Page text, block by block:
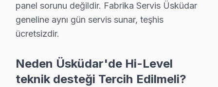
Mimar Sinan Hi-Level Servis
Mimar Sinan mahallesi Hi-Level TV servisi için ön
Muratreis Hi-Level Servis
Muratreis'deki Hi-Level TV kullanıcılarına ikinci el cihaz
panel sorunu değildir. Fabrika Servis Üsküdar
geneline aynı gün servis sunar, teşhis
ücretsizdir.
Neden Üsküdar'de Hi-Level
teknik desteği Tercih Edilmeli?